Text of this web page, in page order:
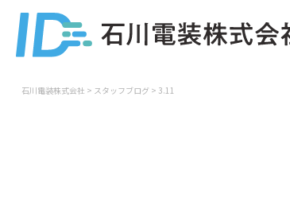
石川電装株式会社 > スタッフブログ > 3.11